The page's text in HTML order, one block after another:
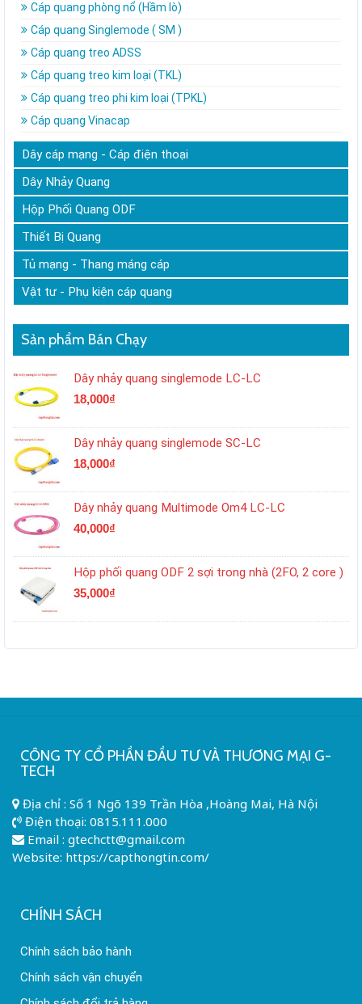
Cáp quang phòng nổ (Hầm lò)
Cáp quang Singlemode ( SM )
Cáp quang treo ADSS
Cáp quang treo kim loại (TKL)
Cáp quang treo phi kim loại (TPKL)
Cáp quang Vinacap
Dây cáp mạng - Cáp điện thoại
Dây Nhảy Quang
Hộp Phối Quang ODF
Thiết Bị Quang
Tủ mạng - Thang máng cáp
Vật tư - Phụ kiện cáp quang
Sản phẩm Bán Chạy
Dây nhảy quang singlemode LC-LC
18,000₫
Dây nhảy quang singlemode SC-LC
18,000₫
Dây nhảy quang Multimode Om4 LC-LC
40,000₫
Hộp phối quang ODF 2 sợi trong nhà (2FO, 2 core )
35,000₫
CÔNG TY CỔ PHẦN ĐẦU TƯ VÀ THƯƠNG MẠI G-
TECH
Địa chỉ : Số 1 Ngõ 139 Trần Hòa ,Hoàng Mai, Hà Nội
Điện thoại: 0815.111.000
Email : gtechctt@gmail.com
Website: https://capthongtin.com/
CHÍNH SÁCH
Chính sách bảo hành
Chính sách vận chuyển